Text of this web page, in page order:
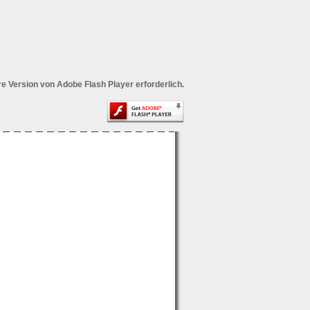
Version von Adobe Flash Player erforderlich.